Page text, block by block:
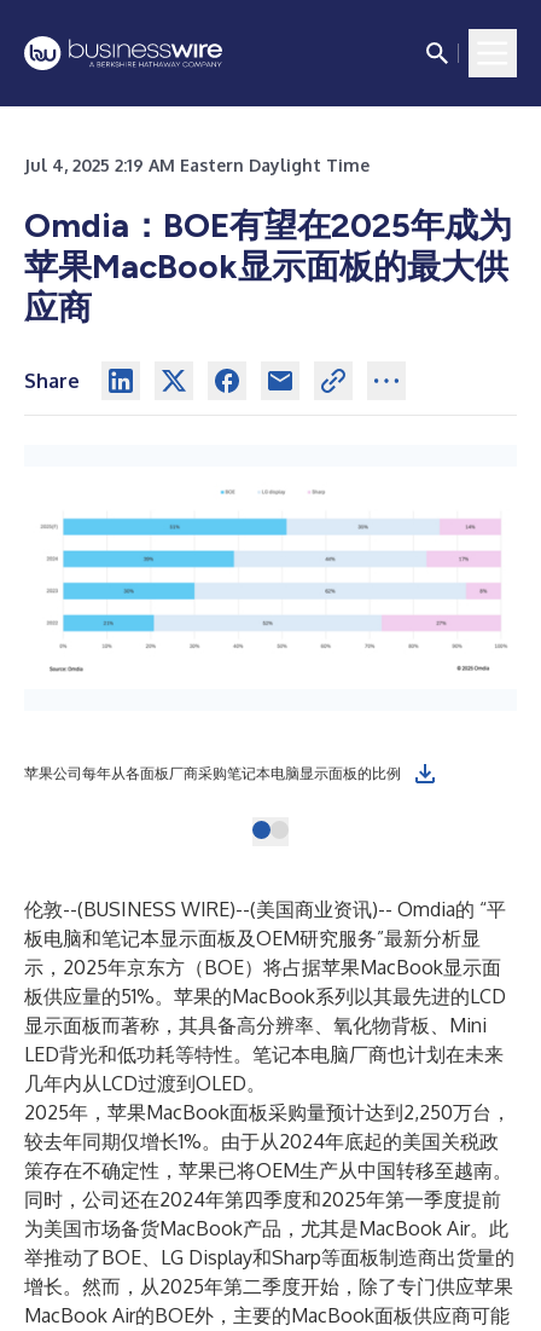
Jul 4, 2025 2:19 AM Eastern Daylight Time
Omdia：BOE有望在2025年成为
苹果MacBook显示面板的最大供
应商
Share
苹果公司每年从各面板厂商采购笔记本电脑显示面板的比例
伦敦--(BUSINESS WIRE)--(美国商业资讯)-- Omdia的 “平
板电脑和笔记本显示面板及OEM研究服务”最新分析显
示，2025年京东方（BOE）将占据苹果MacBook显示面
板供应量的51%。苹果的MacBook系列以其最先进的LCD
显示面板而著称，其具备高分辨率、氧化物背板、Mini
LED背光和低功耗等特性。笔记本电脑厂商也计划在未来
几年内从LCD过渡到OLED。
2025年，苹果MacBook面板采购量预计达到2,250万台，
较去年同期仅增长1%。由于从2024年底起的美国关税政
策存在不确定性，苹果已将OEM生产从中国转移至越南。
同时，公司还在2024年第四季度和2025年第一季度提前
为美国市场备货MacBook产品，尤其是MacBook Air。此
举推动了BOE、LG Display和Sharp等面板制造商出货量的
增长。然而，从2025年第二季度开始，除了专门供应苹果
MacBook Air的BOE外，主要的MacBook面板供应商可能